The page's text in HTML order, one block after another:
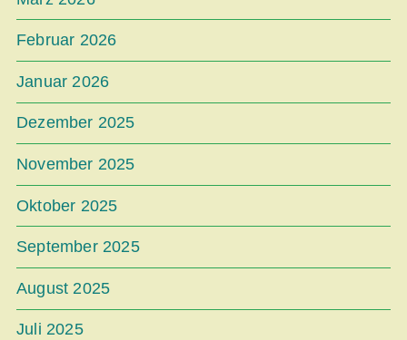
Februar 2026
Januar 2026
Dezember 2025
November 2025
Oktober 2025
September 2025
August 2025
Juli 2025